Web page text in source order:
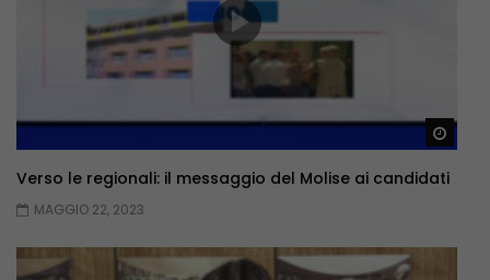
Verso le regionali: il messaggio del Molise ai candidati
MAGGIO 22, 2023